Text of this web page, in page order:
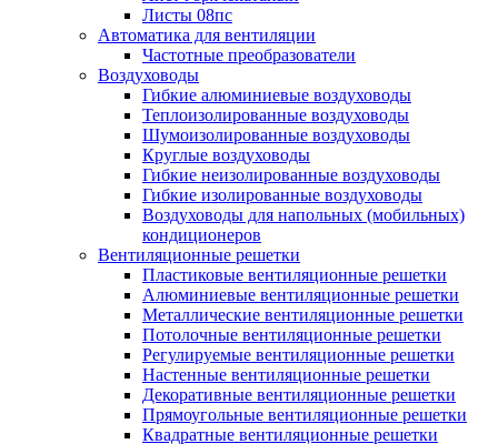
Листы 08пс
Автоматика для вентиляции
Частотные преобразователи
Воздуховоды
Гибкие алюминиевые воздуховоды
Теплоизолированные воздуховоды
Шумоизолированные воздуховоды
Круглые воздуховоды
Гибкие неизолированные воздуховоды
Гибкие изолированные воздуховоды
Воздуховоды для напольных (мобильных)
кондиционеров
Вентиляционные решетки
Пластиковые вентиляционные решетки
Алюминиевые вентиляционные решетки
Металлические вентиляционные решетки
Потолочные вентиляционные решетки
Регулируемые вентиляционные решетки
Настенные вентиляционные решетки
Декоративные вентиляционные решетки
Прямоугольные вентиляционные решетки
Квадратные вентиляционные решетки